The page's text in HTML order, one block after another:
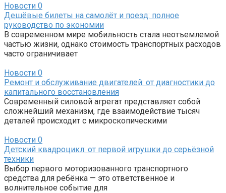
Новости 0
Дешёвые билеты на самолёт и поезд: полное
руководство по экономии
В современном мире мобильность стала неотъемлемой
частью жизни, однако стоимость транспортных расходов
часто ограничивает
Новости 0
Ремонт и обслуживание двигателей: от диагностики до
капитального восстановления
Современный силовой агрегат представляет собой
сложнейший механизм, где взаимодействие тысяч
деталей происходит с микроскопическими
Новости 0
Детский квадроцикл: от первой игрушки до серьёзной
техники
Выбор первого моторизованного транспортного
средства для ребёнка — это ответственное и
волнительное событие для